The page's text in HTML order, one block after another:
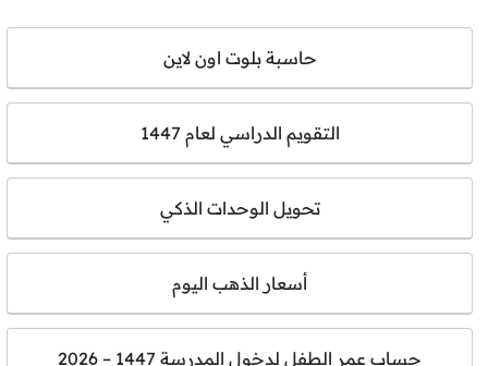
حاسبة بلوت اون لاين
التقويم الدراسي لعام 1447
تحويل الوحدات الذكي
أسعار الذهب اليوم
حساب عمر الطفل لدخول المدرسة 1447 – 2026